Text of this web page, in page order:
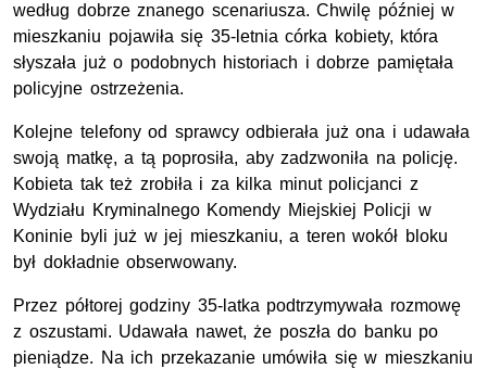
według dobrze znanego scenariusza. Chwilę później w
mieszkaniu pojawiła się 35-letnia córka kobiety, która
słyszała już o podobnych historiach i dobrze pamiętała
policyjne ostrzeżenia.
Kolejne telefony od sprawcy odbierała już ona i udawała
swoją matkę, a tą poprosiła, aby zadzwoniła na policję.
Kobieta tak też zrobiła i za kilka minut policjanci z
Wydziału Kryminalnego Komendy Miejskiej Policji w
Koninie byli już w jej mieszkaniu, a teren wokół bloku
był dokładnie obserwowany.
Przez półtorej godziny 35-latka podtrzymywała rozmowę
z oszustami. Udawała nawet, że poszła do banku po
pieniądze. Na ich przekazanie umówiła się w mieszkaniu